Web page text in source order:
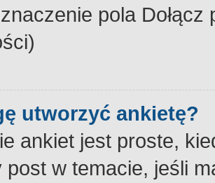
pola
utworzyć ankietę?
ankiet jest proste,
post w temacie, jeśli